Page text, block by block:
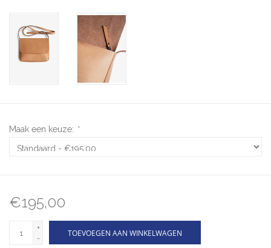
Maak een keuze: *
€195,00
+
-
TOEVOEGEN AAN WINKELWAGEN